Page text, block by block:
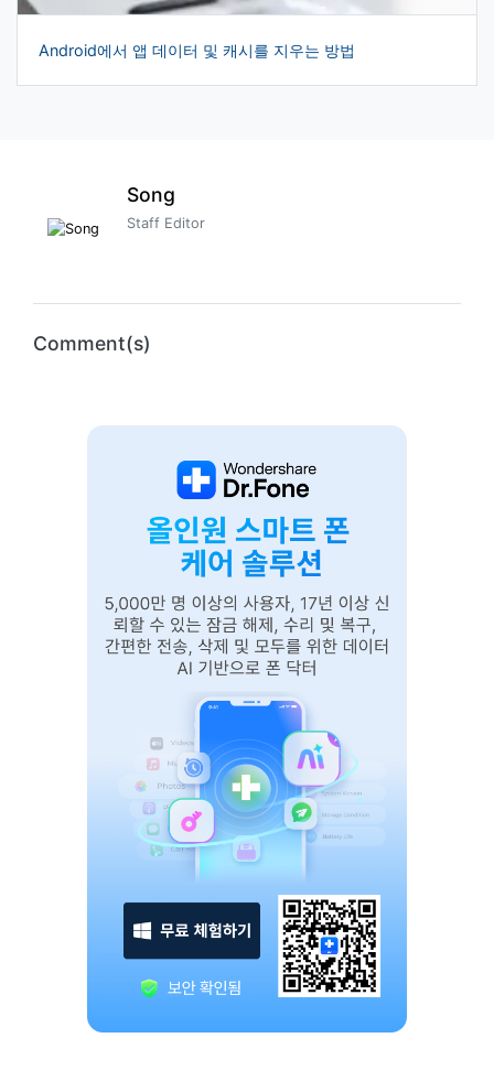
Android에서 앱 데이터 및 캐시를 지우는 방법
Song
Staff Editor
Comment(s)